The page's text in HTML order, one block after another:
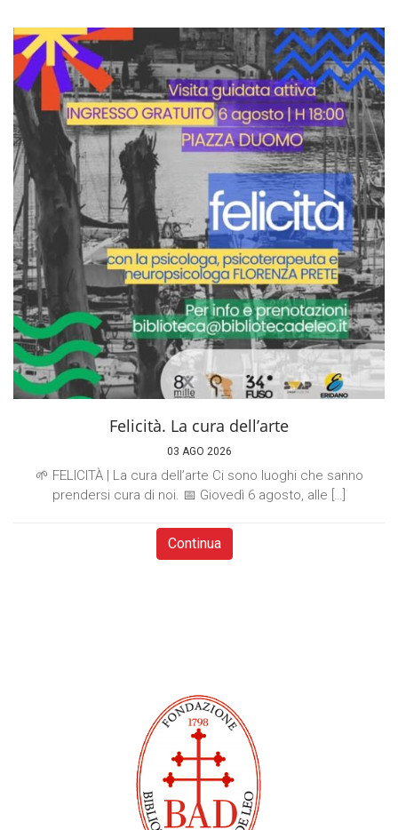
Felicità. La cura dell’arte
03 AGO 2026
🌱 FELICITÀ | La cura dell’arte Ci sono luoghi che sanno
prendersi cura di noi. 📅 Giovedì 6 agosto, alle […]
Continua